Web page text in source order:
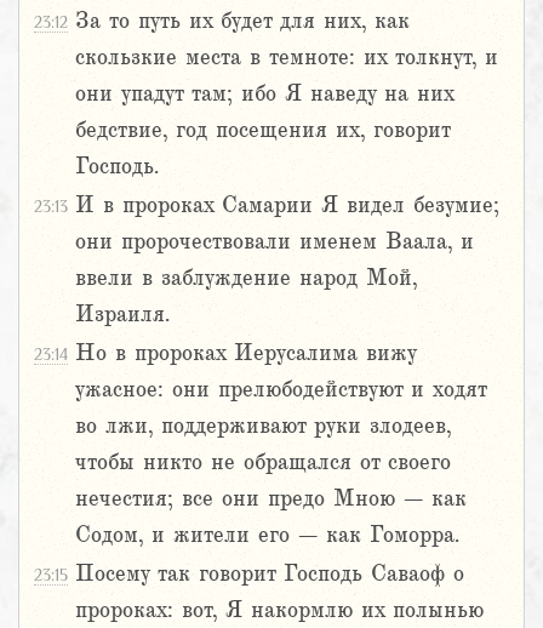
23:12 За то путь их будет для них, как
скользкие места в темноте: их толкнут, и
они упадут там; ибо Я наведу на них
бедствие, год посещения их, говорит
Господь.
23:13 И в пророках Самарии Я видел безумие;
они пророчествовали именем Ваала, и
ввели в заблуждение народ Мой,
Израиля.
23:14 Но в пророках Иерусалима вижу
ужасное: они прелюбодействуют и ходят
во лжи, поддерживают руки злодеев,
чтобы никто не обращался от своего
нечестия; все они предо Мною – как
Содом, и жители его – как Гоморра.
23:15 Посему так говорит Господь Саваоф о
пророках: вот, Я накормлю их полынью